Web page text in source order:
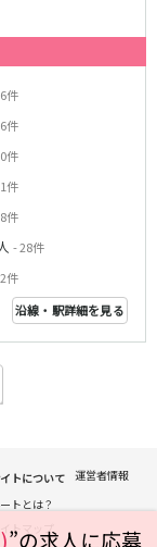
件
件
件
件
件
- 28件
件
沿線・駅詳細を見る
トについて
運営者情報
トとは？
イトマップ
”の求人に応募